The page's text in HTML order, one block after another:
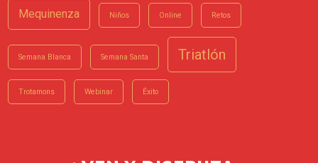
Mequinenza Niños Online Retos
Semana Blanca Semana Santa Triatlón
Trotamons Webinar Éxito